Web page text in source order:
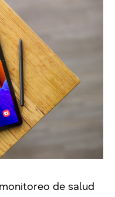
de salud